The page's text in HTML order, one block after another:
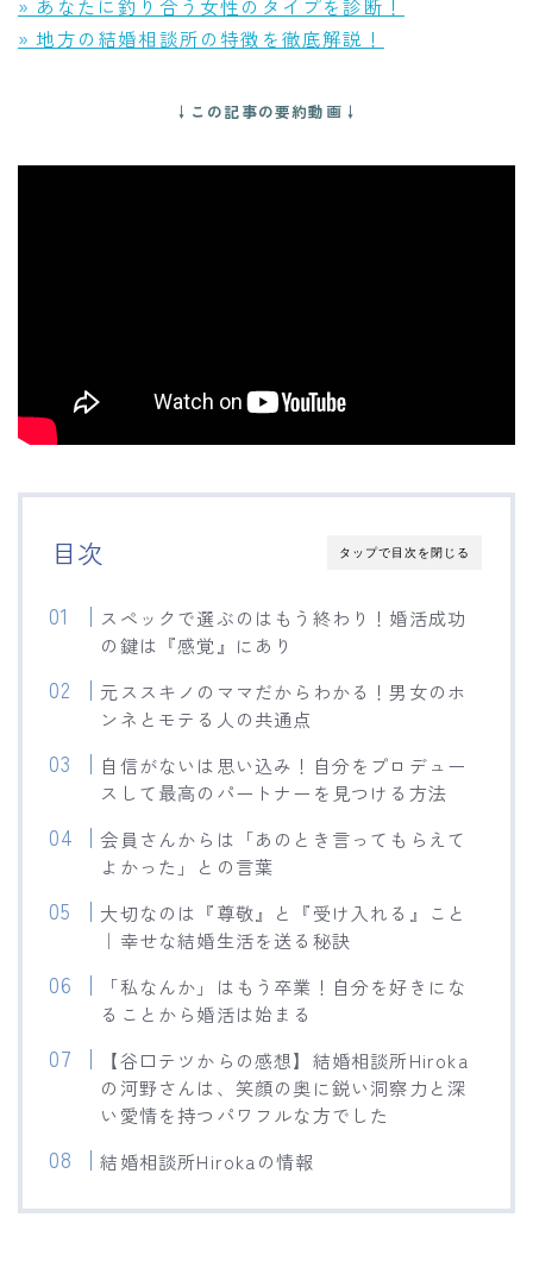
» あなたに釣り合う女性のタイプを診断！
» 地方の結婚相談所の特徴を徹底解説！
↓この記事の要約動画↓
タップで目次を閉じる
目次
スペックで選ぶのはもう終わり！婚活成功
の鍵は『感覚』にあり
元ススキノのママだからわかる！男女のホ
ンネとモテる人の共通点
自信がないは思い込み！自分をプロデュー
スして最高のパートナーを見つける方法
会員さんからは「あのとき言ってもらえて
よかった」との言葉
大切なのは『尊敬』と『受け入れる』こと
｜幸せな結婚生活を送る秘訣
「私なんか」はもう卒業！自分を好きにな
ることから婚活は始まる
【谷口テツからの感想】結婚相談所Hiroka
の河野さんは、笑顔の奥に鋭い洞察力と深
い愛情を持つパワフルな方でした
結婚相談所Hirokaの情報